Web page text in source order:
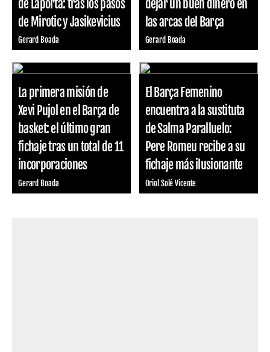
de Laporta: tras los pasos
de Mirotic y Jasikevicius
Gerard Boada
dejar un buen dinero en
las arcas del Barça
Gerard Boada
La primera misión de
Xevi Pujol en el Barça de
basket: el último gran
fichaje tras un total de 11
incorporaciones
Gerard Boada
El Barça Femenino
encuentra a la sustituta
de Salma Paralluelo:
Pere Romeu recibe a su
fichaje más ilusionante
Oriol Solé Vicente